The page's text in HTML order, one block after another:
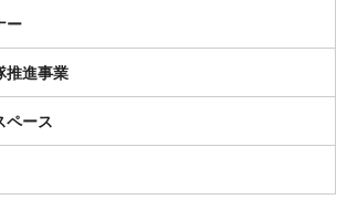
ー
推進事業
ペース